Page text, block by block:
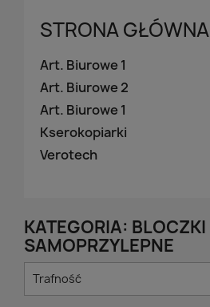
STRONA GŁÓWNA
Art. Biurowe 1
Art. Biurowe 2
Art. Biurowe 1
Kserokopiarki
Verotech
KATEGORIA: BLOCZKI
SAMOPRZYLEPNE
Trafność